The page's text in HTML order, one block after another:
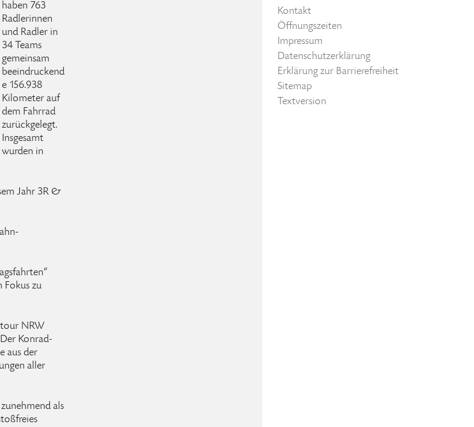
haben 763
Radlerinnen
und Radler in
34 Teams
gemeinsam
beeindruckend
e 156.938
Kilometer auf
dem Fahrrad
zurückgelegt.
Insgesamt
wurden in
Jahr 3R &
Fokus zu
NRW
Konrad-
aus der
aller
als
Kontakt
Öffnungszeiten
Impressum
Datenschutzerklärung
Erklärung zur Barrierefreiheit
Sitemap
Textversion